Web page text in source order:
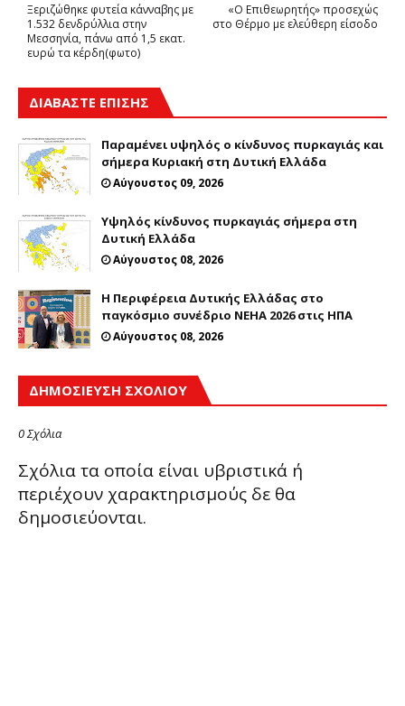
«Ο Επιθεωρητής» προσεχώς
στο Θέρμο με ελεύθερη είσοδο
Ξεριζώθηκε φυτεία κάνναβης με
1.532 δενδρύλλια στην
Μεσσηνία, πάνω από 1,5 εκατ.
ευρώ τα κέρδη(φωτο)
ΔΙΑΒΑΣΤΕ ΕΠΙΣΗΣ
Παραμένει υψηλός ο κίνδυνος πυρκαγιάς και
σήμερα Κυριακή στη Δυτική Ελλάδα
Αύγουστος 09, 2026
Υψηλός κίνδυνος πυρκαγιάς σήμερα στη
Δυτική Ελλάδα
Αύγουστος 08, 2026
Η Περιφέρεια Δυτικής Ελλάδας στο
παγκόσμιο συνέδριο NEHA 2026 στις ΗΠΑ
Αύγουστος 08, 2026
ΔΗΜΟΣΊΕΥΣΗ ΣΧΟΛΊΟΥ
0 Σχόλια
Σχόλια τα οποία είναι υβριστικά ή
περιέχουν χαρακτηρισμούς δε θα
δημοσιεύονται.